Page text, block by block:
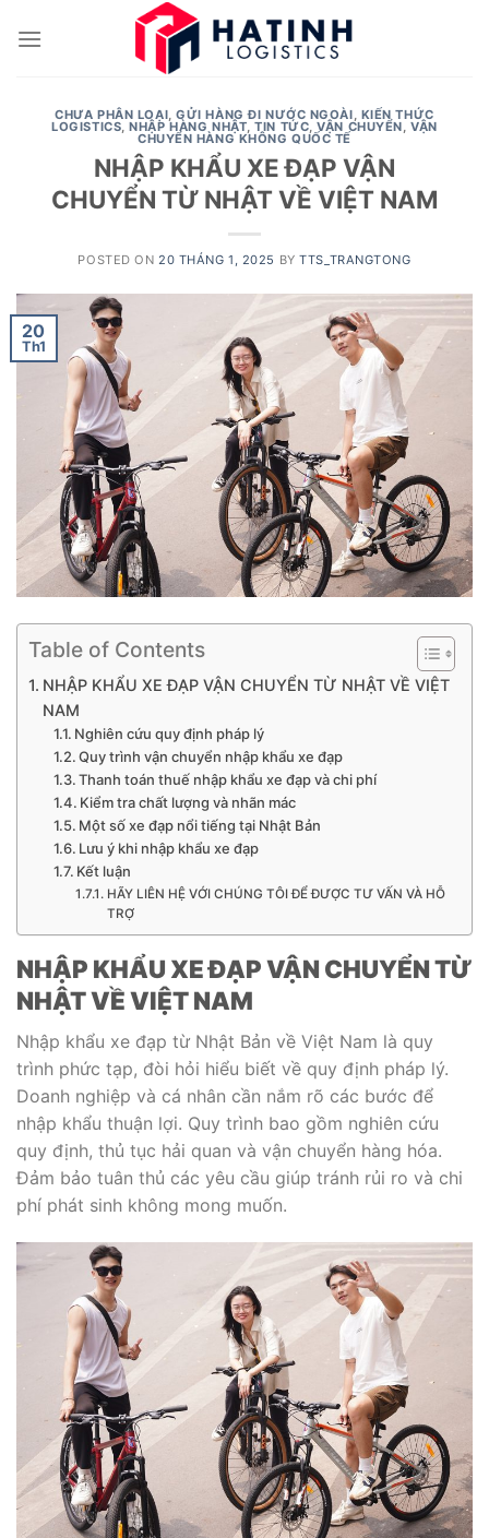
CHƯA PHÂN LOẠI,GỬI HÀNG ĐI NƯỚC NGOÀI, KIẾN THỨC
LOGISTICS,NHẬP HÀNG NHẬT,TIN TỨC,VẬN CHUYỂN,VẬN
CHUYỂN HÀNG KHÔNG QUỐC TẾ
NHẬP KHẨU XE ĐẠP VẬN
CHUYỂN TỪ NHẬT VỀ VIỆT NAM
POSTED ON 20 THÁNG 1, 2025 BYTTS_TRANGTONG
20
Th1
Table of Contents
NHẬP KHẨU XE ĐẠP VẬN CHUYỂN TỪ NHẬT VỀ VIỆT
NAM
Nghiên cứu quy định pháp lý
Quy trình vận chuyển nhập khẩu xe đạp
Thanh toán thuế nhập khẩu xe đạp và chi phí
Kiểm tra chất lượng và nhãn mác
Một số xe đạp nổi tiếng tại Nhật Bản
Lưu ý khi nhập khẩu xe đạp
Kết luận
HÃY LIÊN HỆ VỚI CHÚNG TÔI ĐỂ ĐƯỢC TƯ VẤN VÀ HỖ
TRỢ
NHẬP KHẨU XE ĐẠP VẬN CHUYỂN TỪ
NHẬT VỀ VIỆT NAM
Nhập khẩu xe đạp từ Nhật Bản về Việt Nam là quy
trình phức tạp, đòi hỏi hiểu biết về quy định pháp lý.
Doanh nghiệp và cá nhân cần nắm rõ các bước để
nhập khẩu thuận lợi. Quy trình bao gồm nghiên cứu
quy định, thủ tục hải quan và vận chuyển hàng hóa.
Đảm bảo tuân thủ các yêu cầu giúp tránh rủi ro và chi
phí phát sinh không mong muốn.